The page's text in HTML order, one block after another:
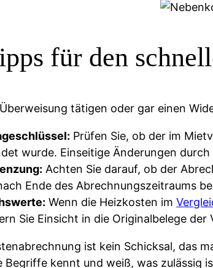
für den
tätigen oder gar einen
Prüfen Sie, ob der im
wurde. Einseitige Änderungen
Achten Sie darauf, ob der
Ende des Abrechnungszeitraums
Wenn die Heizkosten im
Sie Einsicht in die Originalbelege
ist kein Schicksal, das
Begriffe kennt und weiß, was zulässig